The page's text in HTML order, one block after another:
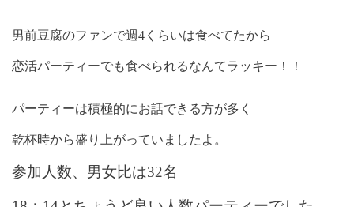
男前豆腐のファンで週4 くらいは食べてたから
恋活パーティーでも食べられるなんてラッキー！！
パーティーは積極的にお話できる方が多く
乾杯時から盛り上がっていましたよ。
参加人数、男女比は32名